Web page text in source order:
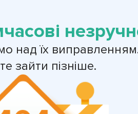
над їх
зайти пізніше.